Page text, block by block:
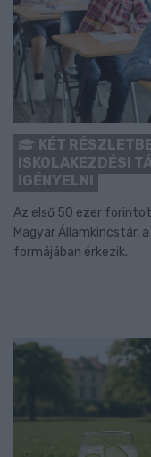
KÉT
ISKOLAKEZDÉSI
IGÉNYELNI
Az első 50 ezer
Magyar Államkincstár,
formájában érkezik.